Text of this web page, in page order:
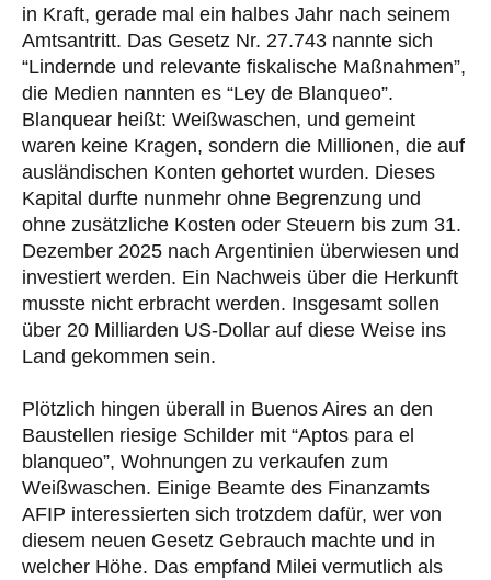
in Kraft, gerade mal ein halbes Jahr nach seinem
Amtsantritt. Das Gesetz Nr. 27.743 nannte sich
“Lindernde und relevante fiskalische Maßnahmen”,
die Medien nannten es “Ley de Blanqueo”.
Blanquear heißt: Weißwaschen, und gemeint
waren keine Kragen, sondern die Millionen, die auf
ausländischen Konten gehortet wurden. Dieses
Kapital durfte nunmehr ohne Begrenzung und
ohne zusätzliche Kosten oder Steuern bis zum 31.
Dezember 2025 nach Argentinien überwiesen und
investiert werden. Ein Nachweis über die Herkunft
musste nicht erbracht werden. Insgesamt sollen
über 20 Milliarden US-Dollar auf diese Weise ins
Land gekommen sein.
Plötzlich hingen überall in Buenos Aires an den
Baustellen riesige Schilder mit “Aptos para el
blanqueo”, Wohnungen zu verkaufen zum
Weißwaschen. Einige Beamte des Finanzamts
AFIP interessierten sich trotzdem dafür, wer von
diesem neuen Gesetz Gebrauch machte und in
welcher Höhe. Das empfand Milei vermutlich als